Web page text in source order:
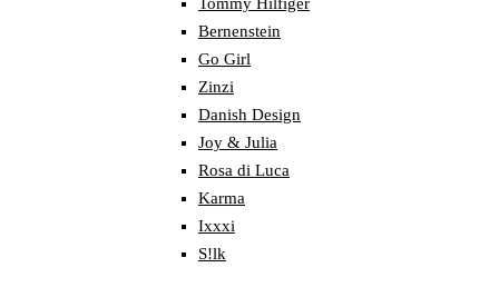
Tommy Hilfiger
Bernenstein
Go Girl
Zinzi
Danish Design
Joy & Julia
Rosa di Luca
Karma
Ixxxi
S!lk